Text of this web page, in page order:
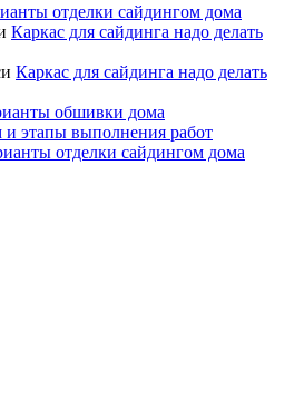
отделки сайдингом дома
Каркас для сайдинга надо делать
Каркас для сайдинга надо делать
обшивки дома
и этапы выполнения работ
отделки сайдингом дома